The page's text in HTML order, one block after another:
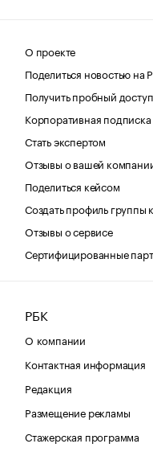
О проекте
Поделиться новостью на
Получить пробный доступ
Корпоративная
Стать экспертом
Отзывы о вашей
Поделиться кейсом
Создать профиль группы
Отзывы о сервисе
Сертифицированные
РБК
О компании
Контактная информация
Редакция
Размещение рекламы
Стажерская программа